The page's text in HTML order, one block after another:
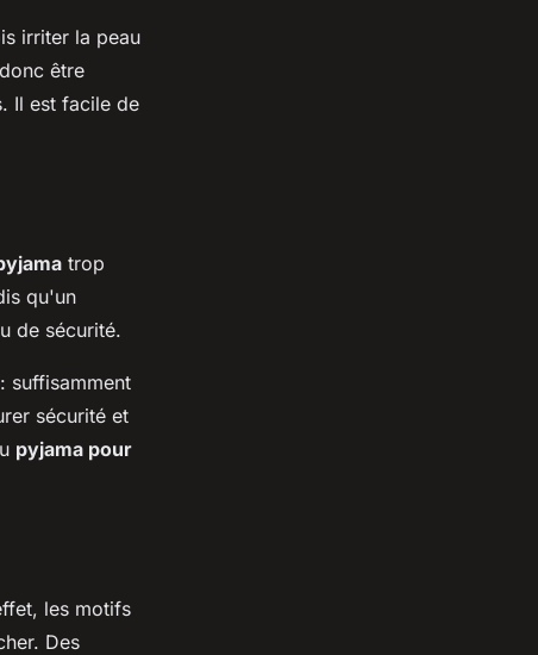
irriter la peau
être
Il est facile de
trop
qu'un
de sécurité.
suffisamment
sécurité et
pyjama pour
les motifs
Des